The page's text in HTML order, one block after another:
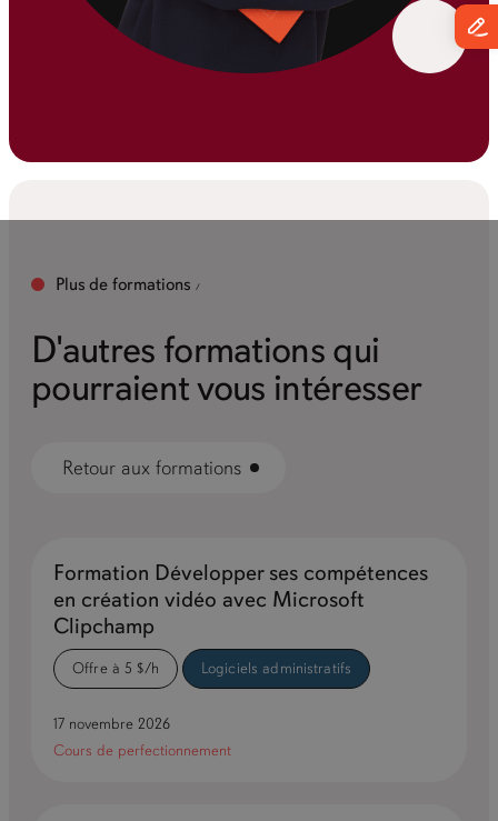
Plus de formations
D'autres formations qui
pourraient vous intéresser
Retour aux formations
Formation Développer ses compétences
en création vidéo avec Microsoft
Clipchamp
Offre à 5 $/h Logiciels administratifs
17 novembre 2026
Cours de perfectionnement